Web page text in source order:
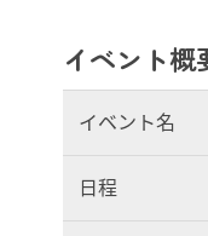
イベント概
イベント名
日程